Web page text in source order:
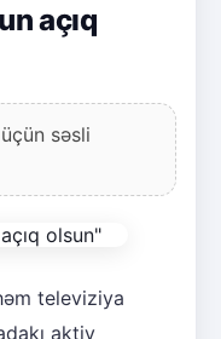
açıq
səsli
televiziya
aktiv